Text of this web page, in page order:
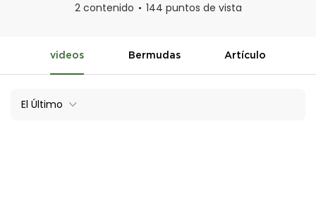
2 contenido 144 puntos de vista
videos Bermudas Artículo
El Último